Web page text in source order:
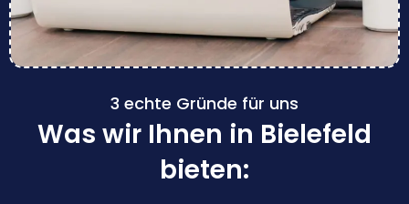
3 echte Gründe für uns
Was wir Ihnen in Bielefeld
bieten: